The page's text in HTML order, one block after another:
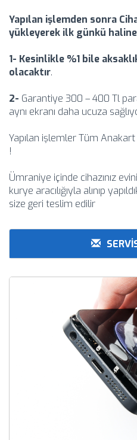
Yapılan işlemden sonra
yükleyerek ilk günkü
1- Kesinlikle %1 bile
olacaktır.
2- Garantiye 300 – 400 Tl
aynı ekranı daha ucuza
Yapılan işlemler Tüm Anakart
!
Ümraniye içinde cihazınız
kurye aracılığıyla alınıp
size geri teslim edilir